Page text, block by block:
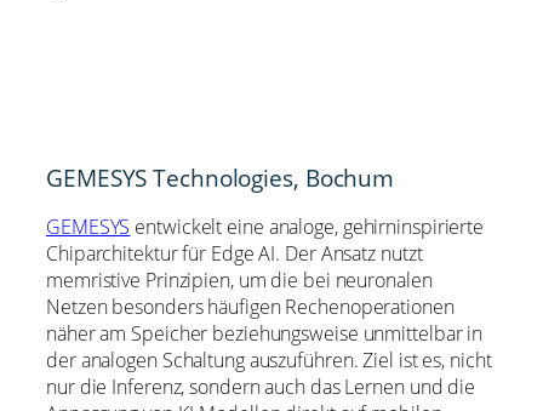
GEMESYS Technologies, Bochum
GEMESYS entwickelt eine analoge, gehirninspirierte
Chiparchitektur für Edge AI. Der Ansatz nutzt
memristive Prinzipien, um die bei neuronalen
Netzen besonders häufigen Rechenoperationen
näher am Speicher beziehungsweise unmittelbar in
der analogen Schaltung auszuführen. Ziel ist es, nicht
nur die Inferenz, sondern auch das Lernen und die